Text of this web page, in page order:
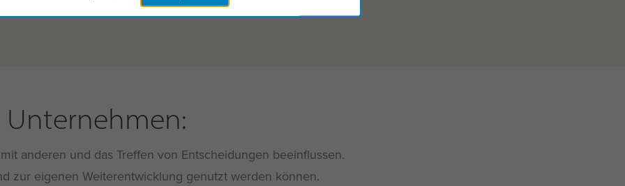
Unternehmen:
anderen und das Treffen von Entscheidungen beeinflussen.
zur eigenen Weiterentwicklung genutzt werden können.